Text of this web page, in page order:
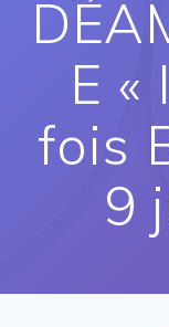
E
fois
9